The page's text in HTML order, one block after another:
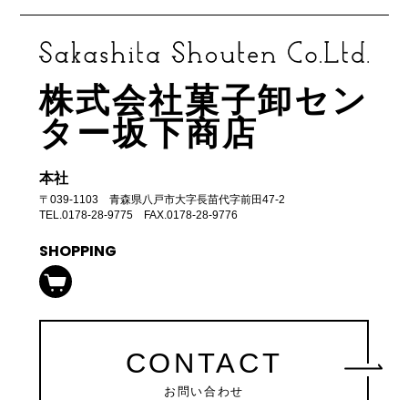
株式会社菓子卸セン
ター坂下商店
本社
〒039-1103 青森県八戸市大字長苗代字前田47-2
TEL.0178-28-9775 FAX.0178-28-9776
SHOPPING
CONTACT
お問い合わせ